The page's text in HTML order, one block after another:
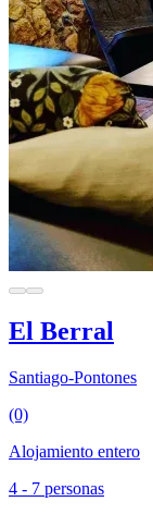
El Berral
Santiago-Pontones
(0)
Alojamiento entero
4 - 7 personas